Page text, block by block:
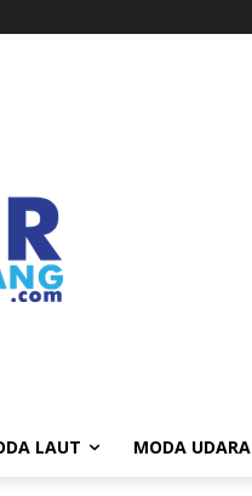
LAUT MODA UDARA